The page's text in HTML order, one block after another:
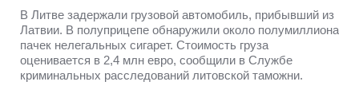
В Литве задержали грузовой автомобиль, прибывший из
Латвии. В полуприцепе обнаружили около полумиллиона
пачек нелегальных сигарет. Стоимость груза
оценивается в 2,4 млн евро, сообщили в Службе
криминальных расследований литовской таможни.